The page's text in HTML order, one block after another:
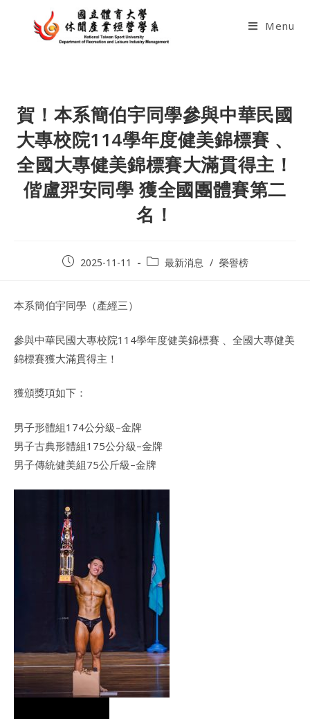
Menu
賀！本系簡伯宇同學參與中華民國
大專校院114學年度健美錦標賽 、
全國大專健美錦標賽大滿貫得主！
偕盧羿安同學 獲全國團體賽第二
名！
Post2025-11-11
Post最新消息 / 榮譽榜
本系簡伯宇同學（產經三）
參與中華民國大專校院114學年度健美錦標賽 、全國大專健美
錦標賽獲大滿貫得主！
獲頒獎項如下：
男子形體組174公分級–金牌
男子古典形體組175公分級–金牌
男子傳統健美組75公斤級–金牌